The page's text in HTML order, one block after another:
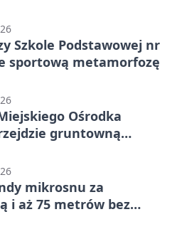
Szkole Podstawowej nr
sportową metamorfozę
Ośrodka
gruntowną
mikrosnu za
i aż 75 metrów bez